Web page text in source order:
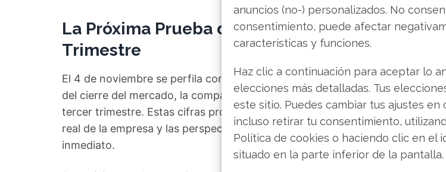
anuncios (no-) personalizados. No
consentimiento, puede afectar
características y funciones.
Haz clic a continuación para aceptar lo
elecciones más detalladas. Tus
este sitio. Puedes cambiar tus ajustes en
incluso retirar tu consentimiento,
Política de cookies o haciendo clic en el
situado en la parte inferior de la pantalla.
La Próxima Prueba de Fuego: Resultados del
Trimestre
El 4 de noviembre se perfila como una fecha crucial para los accionistas de
del cierre del mercado, la compañía hará públicos sus resultados
tercer trimestre. Estas cifras proporcionarán una imagen clara de la
real de la empresa y las perspectivas que maneja su equipo directivo para
inmediato.